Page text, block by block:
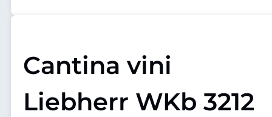
Cantina vini
Liebherr WKb 3212